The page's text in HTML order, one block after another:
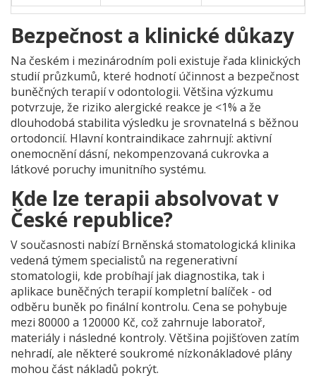
Bezpečnost a klinické důkazy
Na českém i mezinárodním poli existuje řada klinických
studií průzkumů, které hodnotí účinnost a bezpečnost
buněčných terapií v odontologii. Většina výzkumu
potvrzuje, že riziko alergické reakce je <1% a že
dlouhodobá stabilita výsledku je srovnatelná s běžnou
ortodoncií. Hlavní kontraindikace zahrnují: aktivní
onemocnění dásní, nekompenzovaná cukrovka a
látkové poruchy imunitního systému.
Kde lze terapii absolvovat v
České republice?
V současnosti nabízíBrněnská stomatologická klinika
vedená týmem specialistů na regenerativní
stomatologii, kde probíhají jak diagnostika, tak i
aplikace buněčných terapiíkompletní balíček - od
odběru buněk po finální kontrolu. Cena se pohybuje
mezi 80000 a 120000 Kč, což zahrnuje laboratoř,
materiály i následné kontroly. Většina pojišťoven zatím
nehradí, ale některé soukromé nízkonákladové plány
mohou část nákladů pokrýt.